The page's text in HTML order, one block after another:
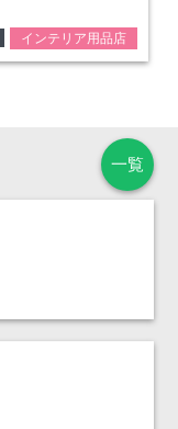
インテリア用品店
一覧